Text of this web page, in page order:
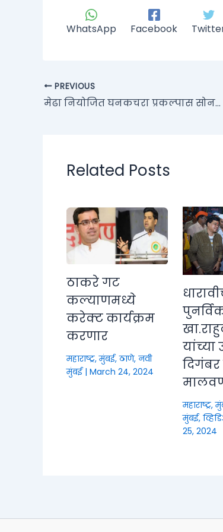
WhatsApp Facebook
PREVIOUS
मेढा नियोजित घनकचरा प्रकल्पास सोनगाव ग्रामस्थांचा विरोध…..
Related Posts
ठाकरे गट
कल्याणमध्ये
करेक्ट कार्यक्रम
करणार
महाराष्ट्र,मुंबई, ठाणे, नवी
मुंबई| March 24, 2024
यांच्या
महाराष्ट्र,
मुंबई,
25, 2024